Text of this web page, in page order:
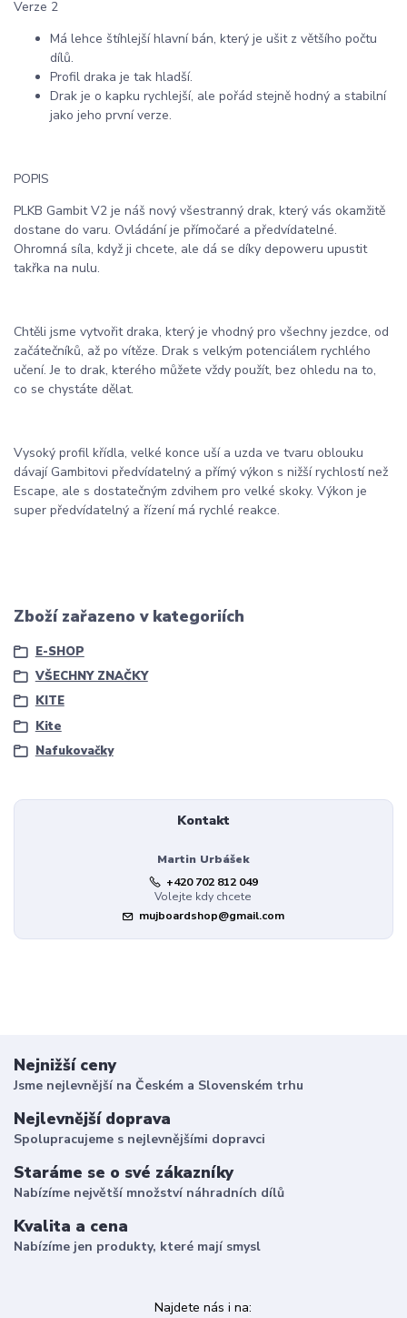
Verze 2
Má lehce štíhlejší hlavní bán, který je ušit z většího počtu
dílů.
Profil draka je tak hladší.
Drak je o kapku rychlejší, ale pořád stejně hodný a stabilní
jako jeho první verze.
POPIS
PLKB Gambit V2 je náš nový všestranný drak, který vás okamžitě
dostane do varu. Ovládání je přímočaré a předvídatelné.
Ohromná síla, když ji chcete, ale dá se díky depoweru upustit
takřka na nulu.
Chtěli jsme vytvořit draka, který je vhodný pro všechny jezdce, od
začátečníků, až po vítěze. Drak s velkým potenciálem rychlého
učení. Je to drak, kterého můžete vždy použít, bez ohledu na to,
co se chystáte dělat.
Vysoký profil křídla, velké konce uší a uzda ve tvaru oblouku
dávají Gambitovi předvídatelný a přímý výkon s nižší rychlostí než
Escape, ale s dostatečným zdvihem pro velké skoky. Výkon je
super předvídatelný a řízení má rychlé reakce.
Zboží zařazeno v kategoriích
E-SHOP
VŠECHNY ZNAČKY
KITE
Kite
Nafukovačky
Kontakt
Martin Urbášek
+420 702 812 049
Volejte kdy chcete
mujboardshop@gmail.com
Nejnižší ceny
Jsme nejlevnější na Českém a Slovenském trhu
Nejlevnější doprava
Spolupracujeme s nejlevnějšími dopravci
Staráme se o své zákazníky
Nabízíme největší množství náhradních dílů
Kvalita a cena
Nabízíme jen produkty, které mají smysl
Najdete nás i na: